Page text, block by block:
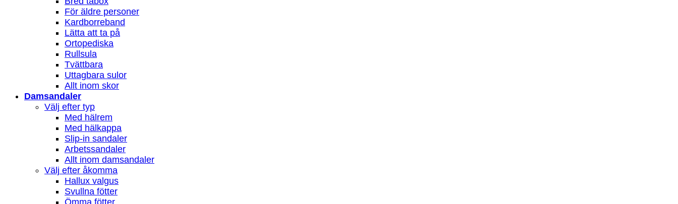
För äldre personer
Kardborreband
Lätta att ta på
Ortopediska
Rullsula
Tvättbara
Uttagbara sulor
Allt inom skor
Damsandaler
Välj efter typ
Med hälrem
Med hälkappa
Slip-in sandaler
Arbetssandaler
Allt inom damsandaler
Välj efter åkomma
Hallux valgus
Svullna fötter
Ömma fötter